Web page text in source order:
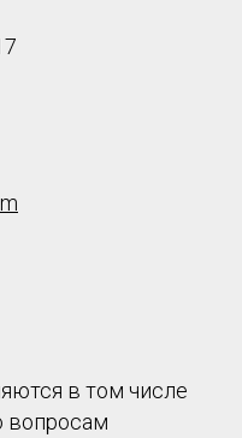
в том числе
вопросам